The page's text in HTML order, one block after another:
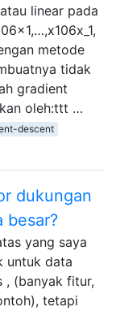
linear pada
metode
tidak
gradient
oleh:ttt …
descent
dukungan
besar?
yang saya
untuk data
, (banyak fitur,
tetapi